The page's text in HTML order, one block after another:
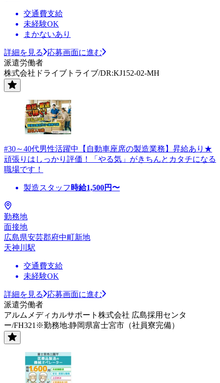
交通費支給
未経験OK
まかないあり
詳細を見る
応募画面に進む
派遣労働者
株式会社ドライブトライブ/DR:KJ152-02-MH
#30～40代男性活躍中【自動車座席の製造業務】昇給あり★
頑張りはしっかり評価！「やる気」がきちんとカタチになる
職場です！
製造スタッフ 時給1,500円〜
勤務地
面接地
広島県安芸郡府中町新地
天神川駅
交通費支給
未経験OK
詳細を見る
応募画面に進む
派遣労働者
アルムメディカルサポート株式会社 広島採用センタ
ー/FH321※勤務地:静岡県富士宮市（社員寮完備）